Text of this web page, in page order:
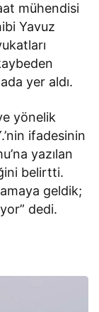
mühendisi
Yavuz
yer aldı.
yönelik
ifadesinin
yazılan
belirtti.
geldik;
dedi.